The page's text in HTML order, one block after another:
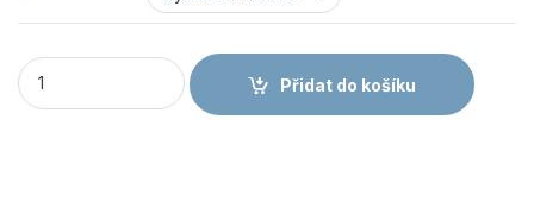
CANIS CXS Bunda DURHAM pánská černo/modrá množství
Přidat do košíku